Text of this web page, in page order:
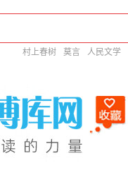
村上春树 莫言 人民文学